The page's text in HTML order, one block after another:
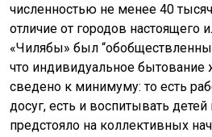
численностью не менее 40
отличие от городов настоящего
«Чилябы» был
что индивидуальное бытование
сведено к минимуму: то есть
досуг, есть и воспитывать
предстояло на коллективных